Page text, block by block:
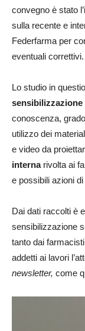
convegno è stato
sulla recente e
Federfarma per
eventuali correttivi.
Lo studio in
sensibilizzazione
conoscenza,
utilizzo dei
e video da
internarivolta ai
e possibili azioni
Dai dati raccolti è
sensibilizzazione
tanto dai
addetti ai lavori
newsletter, come